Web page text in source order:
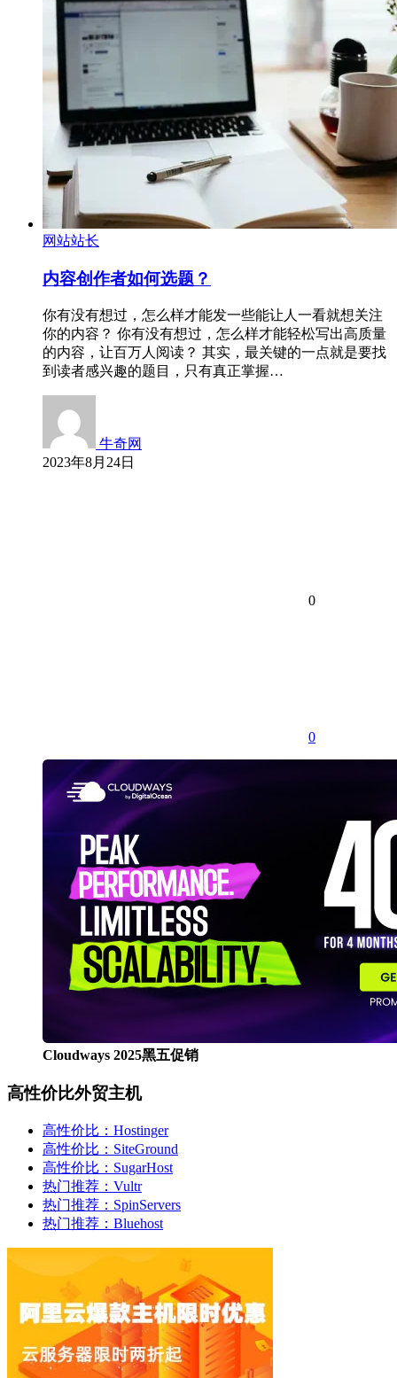
网站站长
内容创作者如何选题？
你有没有想过，怎么样才能发一些能让人一看就想关注
你的内容？ 你有没有想过，怎么样才能轻松写出高质量
的内容，让百万人阅读？ 其实，最关键的一点就是要找
到读者感兴趣的题目，只有真正掌握…
牛奇网
2023年8月24日
0
0
Cloudways 2025黑五促销
高性价比外贸主机
高性价比：Hostinger
高性价比：SiteGround
高性价比：SugarHost
热门推荐：Vultr
热门推荐：SpinServers
热门推荐：Bluehost